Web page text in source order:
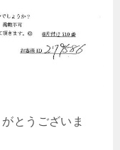
とうございま